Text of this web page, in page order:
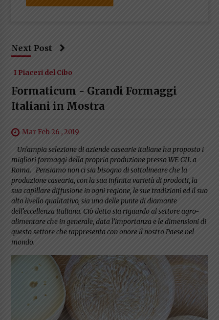
Next Post
I Piaceri del Cibo
Formaticum - Grandi Formaggi
Italiani in Mostra
Mar Feb 26 , 2019
Un’ampia selezione di aziende casearie italiane ha proposto i
migliori formaggi della propria produzione presso WE GIL a
Roma. Pensiamo non ci sia bisogno di sottolineare che la
produzione casearia, con la sua infinita varietà di prodotti, la
sua capillare diffusione in ogni regione, le sue tradizioni ed il suo
alto livello qualitativo, sia una delle punte di diamante
dell’eccellenza italiana. Ciò detto sia riguardo al settore agro-
alimentare che in generale, data l’importanza e le dimensioni di
questo settore che rappresenta con onore il nostro Paese nel
mondo.